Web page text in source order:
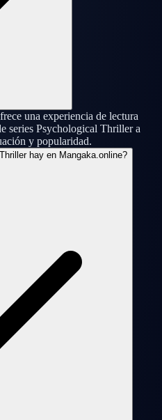
una experiencia de lectura
series Psychological Thriller a
y popularidad.
hay en Mangaka.online?